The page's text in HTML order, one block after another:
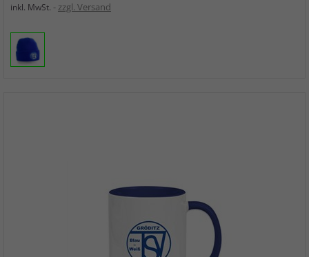
inkl. MwSt. zzgl. Versand